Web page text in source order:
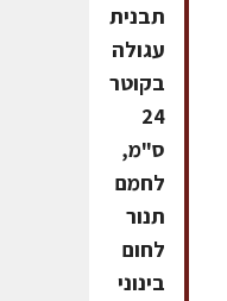
תבנית
עגולה
בקוטר
24
ס"מ,
לחמם
תנור
לחום
בינוני